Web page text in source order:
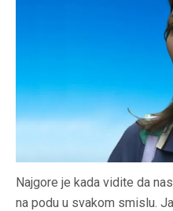
Najgore je kada vidite da
na podu u svakom smislu.